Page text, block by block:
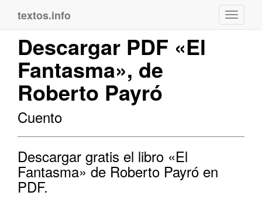
textos.info
Descargar PDF «El
Fantasma», de
Roberto Payró
Cuento
Descargar gratis el libro «El
Fantasma» de Roberto Payró en
PDF.